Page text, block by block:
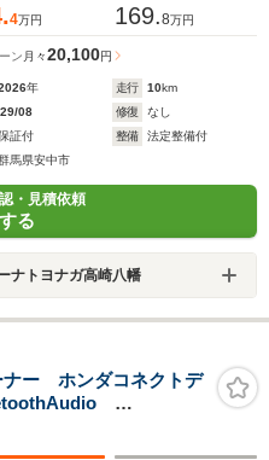
4万円 169.8万円
ン 月々20,100円
年 走行 10km
08 修復
なし
証付 整備
法定整備付
馬県安中市
・見積依頼
る
ナトヨナガ高崎八幡
ー ホンダコネクトデ
クカメラ BOSEプ
18AW